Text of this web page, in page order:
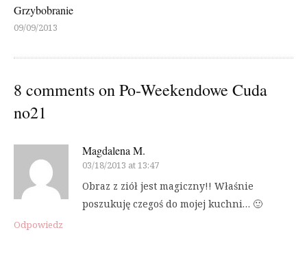
Grzybobranie
09/09/2013
8 comments onPo-Weekendowe Cuda
no21
Magdalena M.
03/18/2013 at 13:47
Obraz z ziół jest magiczny!! Właśnie
poszukuję czegoś do mojej kuchni… 🙂
Odpowiedz